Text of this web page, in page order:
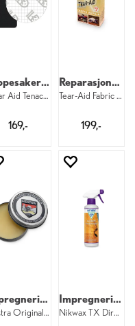
Lappesaker til Gore-Tex
Gear Aid Tenacious Gore-Tex Fabric Patch
169,-
Reparasjonsfolie
Tear-Aid Fabric Repair Kit Type A
199,-
Impregnering til lær
Hestra Original Leather Balm
Impregnering for membran
Nikwax TX Direct Spray-On 300 ml